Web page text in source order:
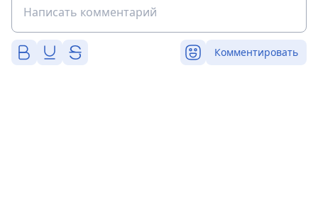
Комментировать